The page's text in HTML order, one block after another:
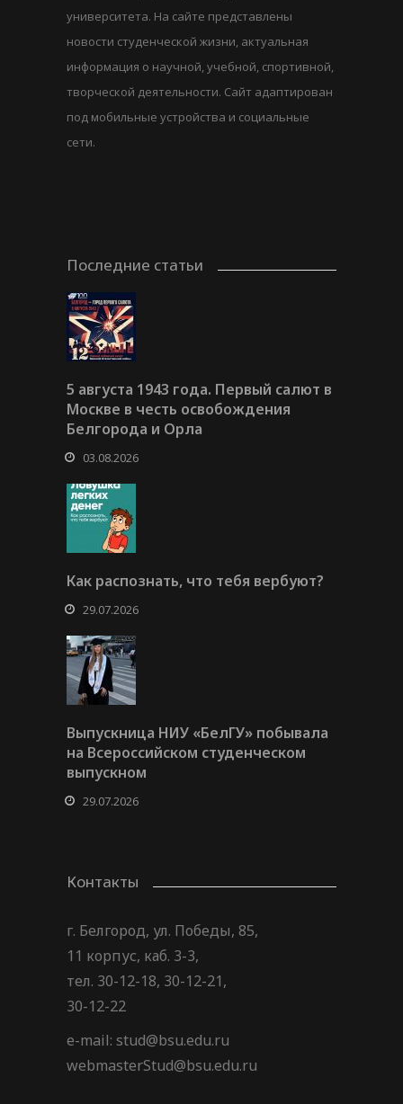
университета. На сайте представлены
новости студенческой жизни, актуальная
информация о научной, учебной, спортивной,
творческой деятельности. Сайт адаптирован
под мобильные устройства и социальные
сети.
Последние статьи
5 августа 1943 года. Первый салют в
Москве в честь освобождения
Белгорода и Орла
03.08.2026
Как распознать, что тебя вербуют?
29.07.2026
Выпускница НИУ «БелГУ» побывала
на Всероссийском студенческом
выпускном
29.07.2026
Контакты
г. Белгород, ул. Победы, 85,
11 корпус, каб. 3-3,
тел. 30-12-18, 30-12-21,
30-12-22
e-mail: stud@bsu.edu.ru
webmasterStud@bsu.edu.ru